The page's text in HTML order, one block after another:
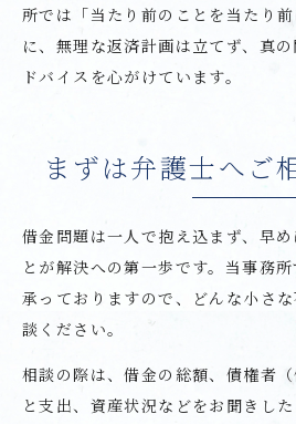
所では「当たり前のことを当たり
に、無理な返済計画は立てず、真
ドバイスを心がけています。
まずは弁護士へご
借金問題は一人で抱え込まず、早
とが解決への第一歩です。当事務
承っておりますので、どんな小さ
談ください。
相談の際は、借金の総額、債権者
と支出、資産状況などをお聞きし